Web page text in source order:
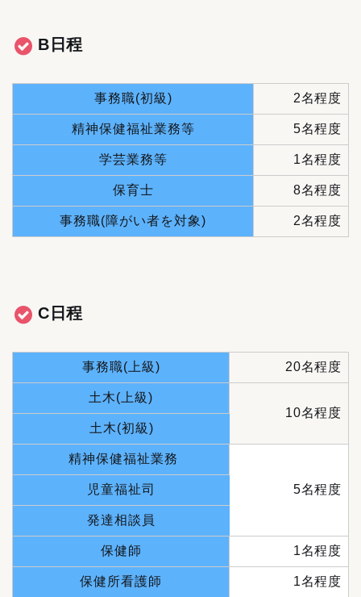
B日程
事務職(初級) 2名程度
精神保健福祉業務等 5名程度
学芸業務等 1名程度
保育士 8名程度
事務職(障がい者を対象) 2名程度
C日程
事務職(上級) 20名程度
土木(上級)
10名程度
土木(初級)
精神保健福祉業務
5名程度
児童福祉司
発達相談員
保健師 1名程度
保健所看護師 1名程度